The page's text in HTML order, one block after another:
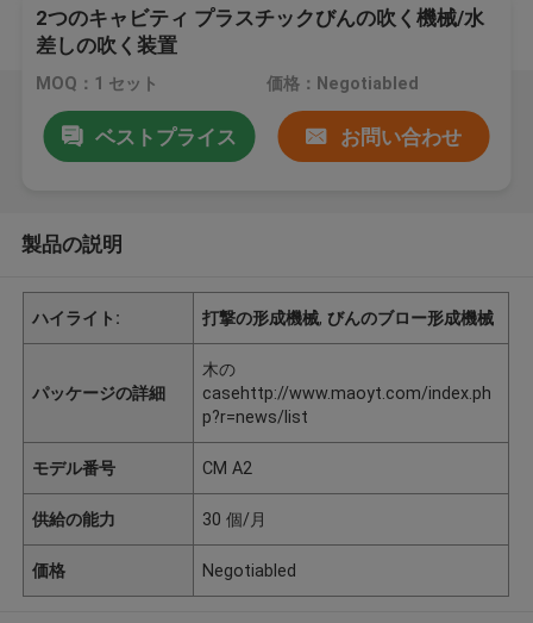
2つのキャビティ プラスチックびんの吹く機械/水
差しの吹く装置
MOQ：1 セット 価格：Negotiabled
ベストプライス お問い合わせ
製品の説明
ハイライト: 打撃の形成機械,びんのブロー形成機械
パッケージの詳細
木の
casehttp://www.maoyt.com/index.ph
p?r=news/list
モデル番号 CM A2
供給の能力 30 個/月
価格 Negotiabled